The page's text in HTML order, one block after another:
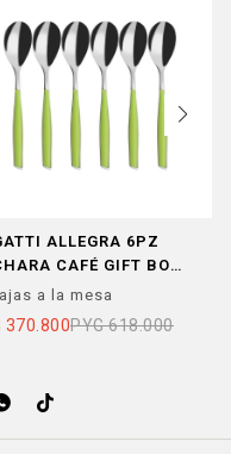
ALLEGRA 6PZ
CAFÉ GIFT BOX
a la mesa
370.800PYG 618.000
